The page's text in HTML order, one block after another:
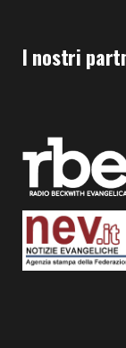
I nostri